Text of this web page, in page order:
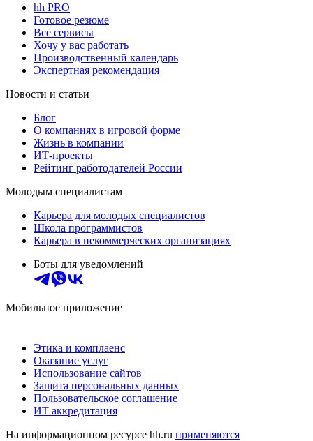
hh PRO
Готовое резюме
Все сервисы
Хочу у вас работать
Производственный календарь
Экспертная рекомендация
Новости и статьи
Блог
О компаниях в игровой форме
Жизнь в компании
ИТ-проекты
Рейтинг работодателей России
Молодым специалистам
Карьера для молодых специалистов
Школа программистов
Карьера в некоммерческих организациях
Боты для уведомлений
Мобильное приложение
Этика и комплаенс
Оказание услуг
Использование сайтов
Защита персональных данных
Пользовательское соглашение
ИТ аккредитация
На информационном ресурсе hh.ru применяются